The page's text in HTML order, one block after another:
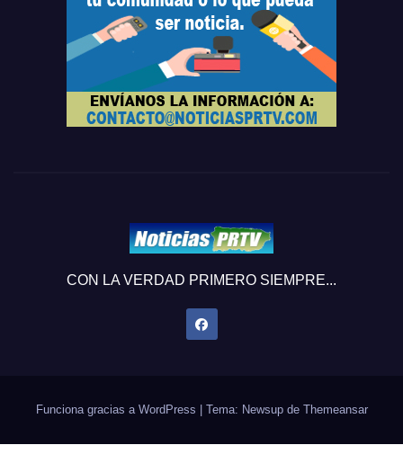
CON LA VERDAD PRIMERO SIEMPRE...
Funciona gracias a WordPress Tema: Newsup de Themeansar